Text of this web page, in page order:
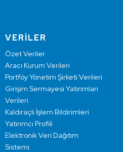
VERİLER
Özet Veriler
Aracı Kurum Verileri
Portföy Yönetim Şirketi Verileri
Girişim Sermayesi Yatırımları
Verileri
Kaldıraçlı İşlem Bildirimleri
Yatırımcı Profili
Elektronik Veri Dağıtım
Sistemi